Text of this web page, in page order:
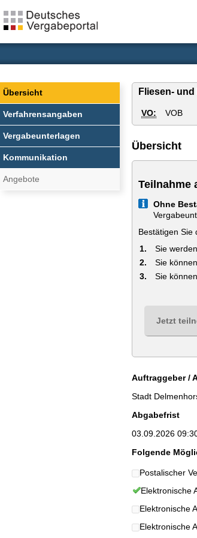
Übersicht
Verfahrensangaben
Vergabeunterlagen
Kommunikation
Angebote
Fliesen-
VO: VOB
Übersicht
Teilnahme
Info
Ohne
Bestätigen Sie
Sie
Sie
Sie
Jetzt
Auftraggeber /
Stadt
Abgabefrist
03.09.2026
Folgende
Postalischer
Elektronische
Elektronische
Elektronische